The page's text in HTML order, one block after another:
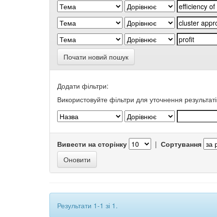
Почати новий пошук
Додати фільтри:
Використовуйте фільтри для уточнення
Вивести на сторінку | Сортування
Результати 1-1 зі 1.